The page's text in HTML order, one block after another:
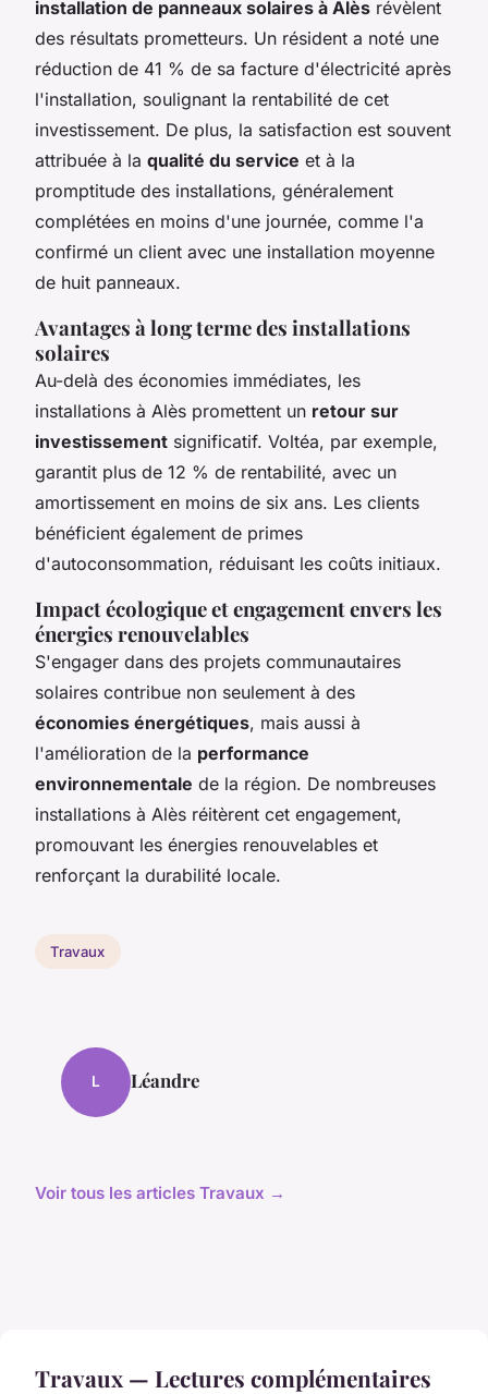
installation de panneaux solaires à Alès révèlent
des résultats prometteurs. Un résident a noté une
réduction de 41 % de sa facture d'électricité après
l'installation, soulignant la rentabilité de cet
investissement. De plus, la satisfaction est souvent
attribuée à la qualité du service et à la
promptitude des installations, généralement
complétées en moins d'une journée, comme l'a
confirmé un client avec une installation moyenne
de huit panneaux.
Avantages à long terme des installations
solaires
Au-delà des économies immédiates, les
installations à Alès promettent un retour sur
investissement significatif. Voltéa, par exemple,
garantit plus de 12 % de rentabilité, avec un
amortissement en moins de six ans. Les clients
bénéficient également de primes
d'autoconsommation, réduisant les coûts initiaux.
Impact écologique et engagement envers les
énergies renouvelables
S'engager dans des projets communautaires
solaires contribue non seulement à des
économies énergétiques, mais aussi à
l'amélioration de la performance
environnementale de la région. De nombreuses
installations à Alès réitèrent cet engagement,
promouvant les énergies renouvelables et
renforçant la durabilité locale.
Travaux
L Léandre
Voir tous les articles Travaux →
Travaux — Lectures complémentaires